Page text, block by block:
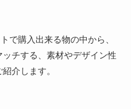
で購入出来る物の中から、
チする、素材やデザイン性
介します。